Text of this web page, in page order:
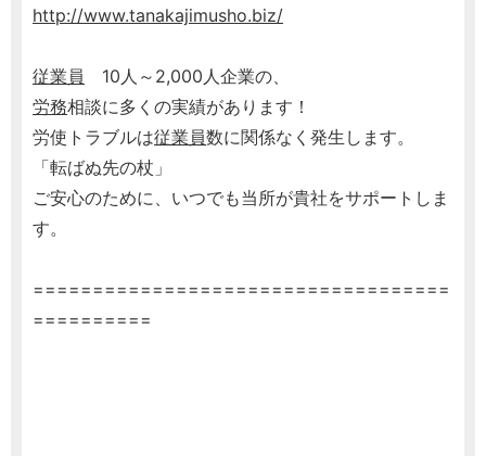
http://www.tanakajimusho.biz/
従業員 10人～2,000人企業の、
労務相談に多くの実績があります！
労使トラブルは従業員数に関係なく発生します。
「転ばぬ先の杖」
ご安心のために、いつでも当所が貴社をサポートしま
す。
===================================
==========